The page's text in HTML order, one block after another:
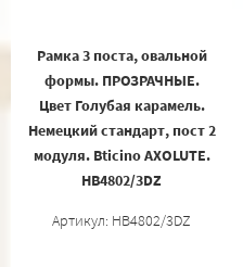
Рамка 3 поста, овальной
формы. ПРОЗРАЧНЫЕ.
Цвет Голубая карамель.
Немецкий стандарт, пост 2
модуля. Bticino AXOLUTE.
HB4802/3DZ
Артикул: HB4802/3DZ